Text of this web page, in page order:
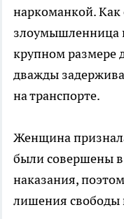
наркоманкой. Как
злоумышленница
крупном размере
дважды
на транспорте.
Женщина
были совершены
наказания,
лишения свободы